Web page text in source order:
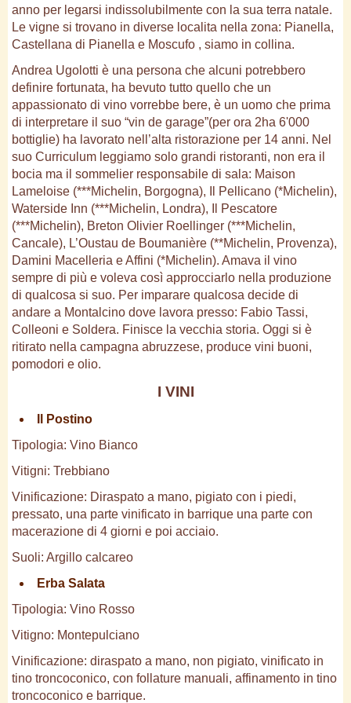
anno per legarsi indissolubilmente con la sua terra natale.
Le vigne si trovano in diverse localita nella zona: Pianella,
Castellana di Pianella e Moscufo , siamo in collina.
Andrea Ugolotti è una persona che alcuni potrebbero
definire fortunata, ha bevuto tutto quello che un
appassionato di vino vorrebbe bere, è un uomo che prima
di interpretare il suo “vin de garage”(per ora 2ha 6'000
bottiglie) ha lavorato nell’alta ristorazione per 14 anni. Nel
suo Curriculum leggiamo solo grandi ristoranti, non era il
bocia ma il sommelier responsabile di sala: Maison
Lameloise (***Michelin, Borgogna), Il Pellicano (*Michelin),
Waterside Inn (***Michelin, Londra), Il Pescatore
(***Michelin), Breton Olivier Roellinger (***Michelin,
Cancale), L’Oustau de Boumanière (**Michelin, Provenza),
Damini Macelleria e Affini (*Michelin). Amava il vino
sempre di più e voleva così approcciarlo nella produzione
di qualcosa si suo. Per imparare qualcosa decide di
andare a Montalcino dove lavora presso: Fabio Tassi,
Colleoni e Soldera. Finisce la vecchia storia. Oggi si è
ritirato nella campagna abruzzese, produce vini buoni,
pomodori e olio.
I VINI
Il Postino
Tipologia: Vino Bianco
Vitigni: Trebbiano
Vinificazione: Diraspato a mano, pigiato con i piedi,
pressato, una parte vinificato in barrique una parte con
macerazione di 4 giorni e poi acciaio.
Suoli: Argillo calcareo
Erba Salata
Tipologia: Vino Rosso
Vitigno: Montepulciano
Vinificazione: diraspato a mano, non pigiato, vinificato in
tino troncoconico, con follature manuali, affinamento in tino
troncoconico e barrique.